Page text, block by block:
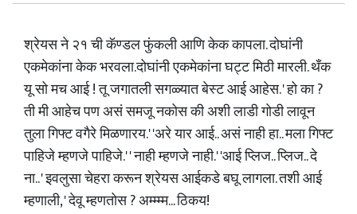
श्रेयस ने २१ ची कॅण्डल फुंकली आणि केक कापला. दोघांनी
एकमेकांना केक भरवला.दोघांनी एकमेकांना घट्ट मिठी मारली. थँक
यू सो मच आई ! तू जगातली सगळ्यात बेस्ट आई आहेस. ' हो का ?
ती मी आहेच पण असं समजू नकोस की अशी लाडी गोडी लावून
तुला गिफ्ट वगैरे मिळणारय.' 'अरे यार आई.. असं नाही हा.. मला गिफ्ट
पाहिजे म्हणजे पाहिजे.' ' नाही म्हणजे नाही.' 'आई प्लिज.. प्लिज.. दे
ना.. ' इवलुसा चेहरा करून श्रेयस आईकडे बघू लागला. तशी आई
म्हणाली, ' देवू म्हणतोस ? अम्म्म्म... ठिकय!